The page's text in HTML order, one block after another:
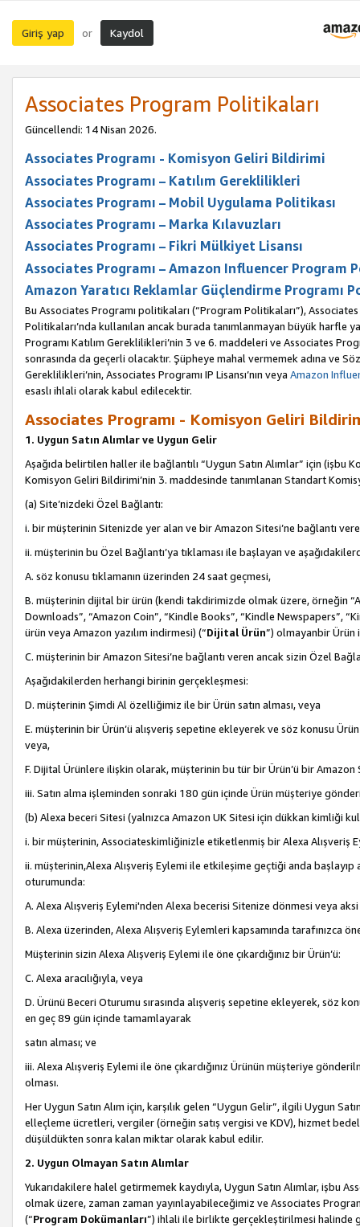
Giriş yap or Kaydol
Associates Program Politikaları
Güncellendi: 14 Nisan 2026.
Associates Programı - Komisyon Geliri Bildirimi
Associates Programı – Katılım Gereklilikleri
Associates Programı – Mobil Uygulama Politikası
Associates Programı – Marka Kılavuzları
Associates Programı – Fikri Mülkiyet Lisansı
Associates Programı – Amazon Influencer Program
Amazon Yaratıcı Reklamlar Güçlendirme Programı
Bu Associates Programı politikaları (“Program Politikaları”),
Politikaları’nda kullanılan ancak burada tanımlanmayan büyük harfle
Programı Katılım Gereklilikleri’nin 3 ve 6. maddeleri ve Associates
sonrasında da geçerli olacaktır. Şüpheye mahal vermemek adına ve
Gereklilikleri’nin, Associates Programı IP Lisansı’nın veya Amazon
esaslı ihlali olarak kabul edilecektir.
Associates Programı - Komisyon Geliri
1. Uygun Satın Alımlar ve Uygun Gelir
Aşağıda belirtilen haller ile bağlantılı “Uygun Satın Alımlar” için
Komisyon Geliri Bildirimi’nin 3. maddesinde tanımlanan Standart
(a) Site’nizdeki Özel Bağlantı:
i. bir müşterinin Sitenizde yer alan ve bir Amazon Sitesi’ne bağlantı
ii. müşterinin bu Özel Bağlantı’ya tıklaması ile başlayan ve
A. söz konusu tıklamanın üzerinden 24 saat geçmesi,
B. müşterinin dijital bir ürün (kendi takdirimizde olmak üzere, örneğin
Downloads”, “Amazon Coin”, “Kindle Books”, “Kindle Newspapers”,
ürün veya Amazon yazılım indirmesi) (“Dijital Ürün”) olmayanbir Ürün
C. müşterinin bir Amazon Sitesi’ne bağlantı veren ancak sizin Özel
Aşağıdakilerden herhangi birinin gerçekleşmesi:
D. müşterinin Şimdi Al özelliğimiz ile bir Ürün satın alması, veya
E. müşterinin bir Ürün’ü alışveriş sepetine ekleyerek ve söz konusu
veya,
F. Dijital Ürünlere ilişkin olarak, müşterinin bu tür bir Ürün’ü bir Amazon
iii. Satın alma işleminden sonraki 180 gün içinde Ürün müşteriye
(b) Alexa beceri Sitesi (yalnızca Amazon UK Sitesi için dükkan kimliği
i. bir müşterinin, Associateskimliğinizle etiketlenmiş bir Alexa Alışveriş
ii. müşterinin,Alexa Alışveriş Eylemi ile etkileşime geçtiği anda
oturumunda:
A. Alexa Alışveriş Eylemi'nden Alexa becerisi Sitenize dönmesi veya
B. Alexa üzerinden, Alexa Alışveriş Eylemleri kapsamında tarafınızca
Müşterinin sizin Alexa Alışveriş Eylemi ile öne çıkardığınız bir Ürün’ü:
C. Alexa aracılığıyla, veya
D. Ürünü Beceri Oturumu sırasında alışveriş sepetine ekleyerek, söz
en geç 89 gün içinde tamamlayarak
satın alması; ve
iii. Alexa Alışveriş Eylemi ile öne çıkardığınız Ürünün müşteriye
olması.
Her Uygun Satın Alım için, karşılık gelen “Uygun Gelir”, ilgili Uygun
elleçleme ücretleri, vergiler (örneğin satış vergisi ve KDV), hizmet
düşüldükten sonra kalan miktar olarak kabul edilir.
2. Uygun Olmayan Satın Alımlar
Yukarıdakilere halel getirmemek kaydıyla, Uygun Satın Alımlar, işbu
olmak üzere, zaman zaman yayınlayabileceğimiz ve Associates
(“Program Dokümanları”) ihlali ile birlikte gerçekleştirilmesi halinde